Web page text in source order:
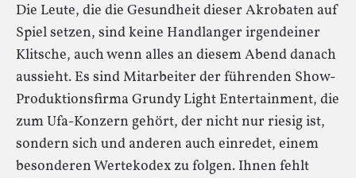
Die Leute, die die Gesundheit dieser Akrobaten auf
Spiel setzen, sind keine Handlanger irgendeiner
Klitsche, auch wenn alles an diesem Abend danach
aussieht. Es sind Mitarbeiter der führenden Show-
Produktionsfirma Grundy Light Entertainment, die
zum Ufa-Konzern gehört, der nicht nur riesig ist,
sondern sich und anderen auch einredet, einem
besonderen Wertekodex zu folgen. Ihnen fehlt